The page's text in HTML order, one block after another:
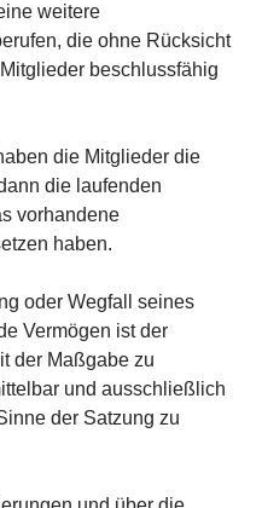
weitere
die ohne Rücksicht
beschlussfähig
die Mitglieder die
die laufenden
vorhandene
haben.
oder Wegfall seines
Vermögen ist der
der Maßgabe zu
und ausschließlich
der Satzung zu